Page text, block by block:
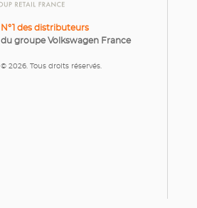
N°1 des distributeurs
du groupe Volkswagen France
© 2026. Tous droits réservés.